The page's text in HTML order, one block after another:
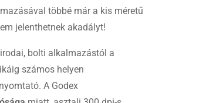
többé már a kis méretű
jelenthetnek akadályt!
bolti alkalmazástól a
számos helyen
A Godex